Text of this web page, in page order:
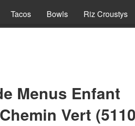
Tacos Bowls Riz Croustys
Menus Enfant
Vert